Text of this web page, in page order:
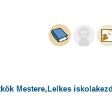
Mestere,Lelkes